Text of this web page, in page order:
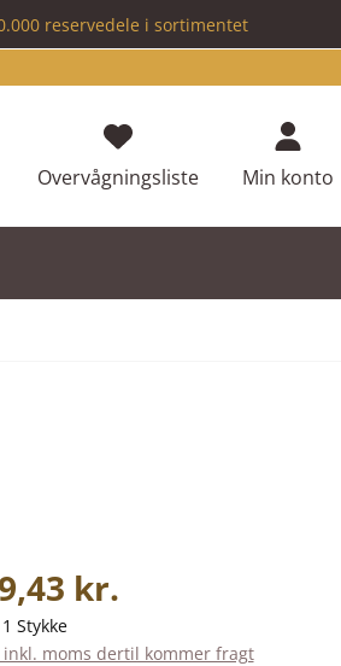
reservedele i sortimentet
OvervågningslisteDu har 0Min konto
pris: kr.
1 Stykke
inkl. moms dertil kommer fragt